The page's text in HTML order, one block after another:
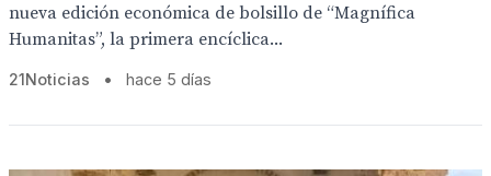
nueva edición económica de bolsillo de “Magnífica
Humanitas”, la primera encíclica...
21Noticias • hace 5 días